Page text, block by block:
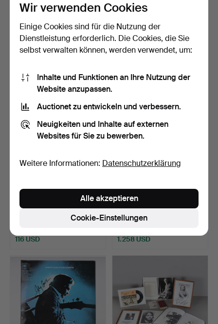
HANDSCHRIFT, „Ein
Antwortbuch“, Fragen und…
Beendet 23. Nov 2023
32 USD
HANDSCHRIFT, 'I, Carl
Jacob von Strokirch …
Beendet 18. Nov 2023
43 USD
BUCH, MANUSKRIPT,
Notizen von ca. 1765-181…
Beendet 13. Nov 2023
116 USD
Objekt
GROSSE
AUTOGRAMMSAMMLUNG,
ca. 130 Stück, (…
Beendet 13. Nov 2022
1.258 USD
Wir verwenden Cookies
Einige Cookies sind für die Nutzung der
Dienstleistung erforderlich. Die Cookies, die Sie
selbst verwalten können, werden verwendet, um:
Inhalte und Funktionen an Ihre Nutzung der
Website anzupassen.
Auctionet zu entwickeln und verbessern.
Neuigkeiten und Inhalte auf externen
Websites für Sie zu bewerben.
Weitere Informationen: Datenschutzerklärung
Cookie-Einstellungen
Alle akzeptieren